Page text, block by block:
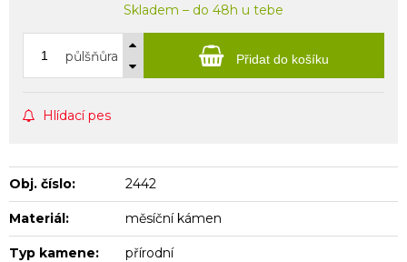
Skladem – do 48h u tebe
půlšňůra Přidat do košíku
Hlídací pes
Obj. číslo: 2442
Materiál: měsíční kámen
Typ kamene: přírodní